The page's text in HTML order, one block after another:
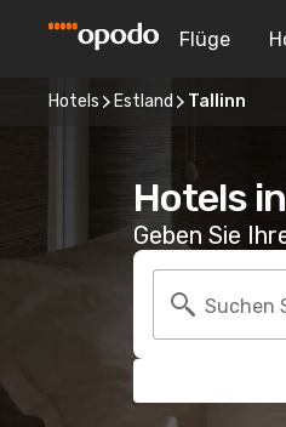
Flüge
Hotels Estland Tallinn
Hotels
Geben Sie